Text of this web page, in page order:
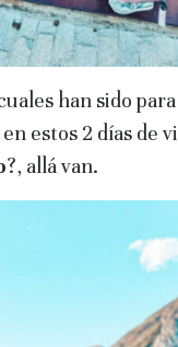
han sido
estos 2 días de
?, allá van.